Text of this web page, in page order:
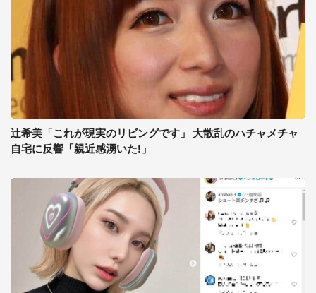
辻希美「これが現実のリビングです」 大散乱のハチャメチャ
自宅に反響「親近感湧いた!」